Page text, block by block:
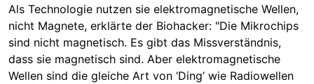
Als Technologie nutzen sie elektromagnetische Wellen,
nicht Magnete, erklärte der Biohacker: "Die Mikrochips
sind nicht magnetisch. Es gibt das Missverständnis,
dass sie magnetisch sind. Aber elektromagnetische
Wellen sind die gleiche Art von ‘Ding’ wie Radiowellen